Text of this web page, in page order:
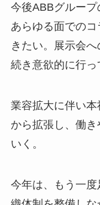
今後ABBグループ
あらゆる面での
きたい。展示会
続き意欲的に行っ
業容拡大に伴い
から拡張し、働
いく。
今年は、もう一